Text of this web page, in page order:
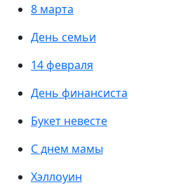
8 марта
День семьи
14 февраля
День финансиста
Букет невесте
С днем мамы
Хэллоуин